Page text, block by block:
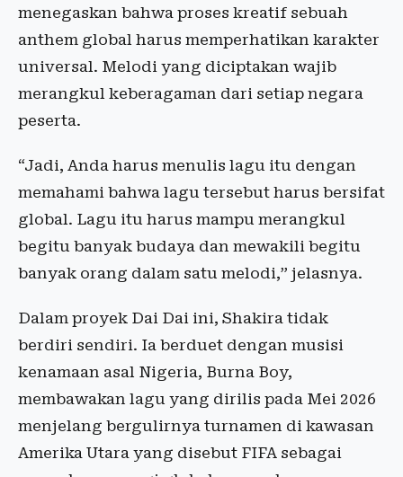
menegaskan bahwa proses kreatif sebuah
anthem global harus memperhatikan karakter
universal. Melodi yang diciptakan wajib
merangkul keberagaman dari setiap negara
peserta.
“Jadi, Anda harus menulis lagu itu dengan
memahami bahwa lagu tersebut harus bersifat
global. Lagu itu harus mampu merangkul
begitu banyak budaya dan mewakili begitu
banyak orang dalam satu melodi,” jelasnya.
Dalam proyek Dai Dai ini, Shakira tidak
berdiri sendiri. Ia berduet dengan musisi
kenamaan asal Nigeria, Burna Boy,
membawakan lagu yang dirilis pada Mei 2026
menjelang bergulirnya turnamen di kawasan
Amerika Utara yang disebut FIFA sebagai